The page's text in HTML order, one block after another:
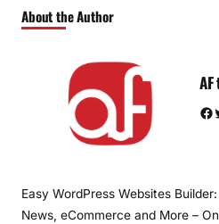
About the Author
Facebook Twitter
Easy WordPress Websites
News, eCommerce and More –